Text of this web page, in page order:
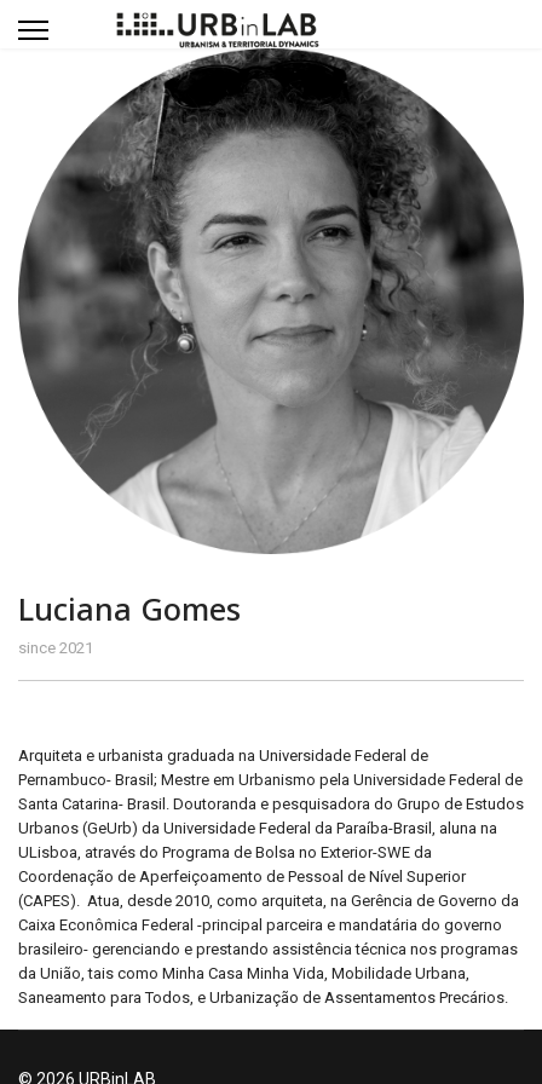
Luciana Gomes
since 2021
Arquiteta e urbanista graduada na Universidade Federal de
Pernambuco- Brasil; Mestre em Urbanismo pela Universidade Federal de
Santa Catarina- Brasil. Doutoranda e pesquisadora do Grupo de Estudos
Urbanos (GeUrb) da Universidade Federal da Paraíba-Brasil, aluna na
ULisboa, através do Programa de Bolsa no Exterior-SWE da
Coordenação de Aperfeiçoamento de Pessoal de Nível Superior
(CAPES). Atua, desde 2010, como arquiteta, na Gerência de Governo da
Caixa Econômica Federal -principal parceira e mandatária do governo
brasileiro- gerenciando e prestando assistência técnica nos programas
da União, tais como Minha Casa Minha Vida, Mobilidade Urbana,
Saneamento para Todos, e Urbanização de Assentamentos Precários.
© 2026 URBinLAB